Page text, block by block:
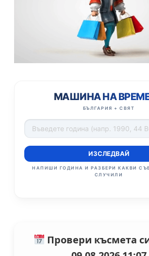
МАШИНА НА
БЪЛГАРИЯ + СВЯТ
ИЗСЛЕДВАЙ
НАПИШИ ГОДИНА И РАЗБЕРИ КАКВИ
СЛУЧИЛИ
Провери късмета